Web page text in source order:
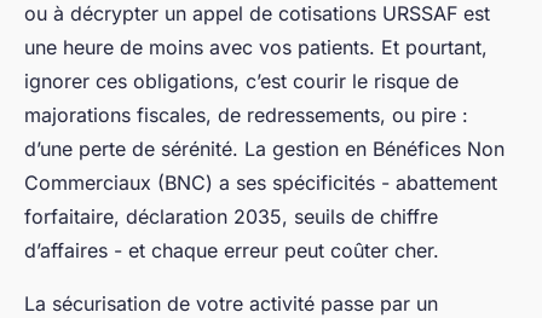
ou à décrypter un appel de cotisations URSSAF est
une heure de moins avec vos patients. Et pourtant,
ignorer ces obligations, c’est courir le risque de
majorations fiscales, de redressements, ou pire :
d’une perte de sérénité. La gestion en Bénéfices Non
Commerciaux (BNC) a ses spécificités - abattement
forfaitaire, déclaration 2035, seuils de chiffre
d’affaires - et chaque erreur peut coûter cher.
La sécurisation de votre activité passe par un